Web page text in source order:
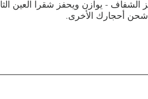
شحن أحجارك الأخرى.